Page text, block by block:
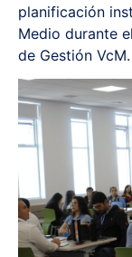
planificación
Medio durante
de Gestión VcM.